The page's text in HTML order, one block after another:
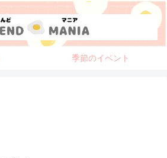
季節のイベント